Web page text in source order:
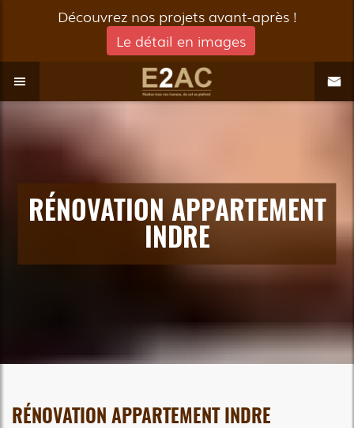
Découvrez nos projets avant-après !
Le détail en images
RÉNOVATION APPARTEMENT
INDRE
RÉNOVATION APPARTEMENT INDRE